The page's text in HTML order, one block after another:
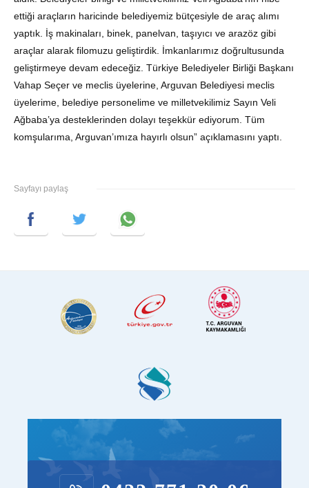
ettiği araçların haricinde belediyemiz bütçesiyle de araç alımı
yaptık. İş makinaları, binek, panelvan, taşıyıcı ve arazöz gibi
araçlar alarak filomuzu geliştirdik. İmkanlarımız doğrultusunda
geliştirmeye devam edeceğiz. Türkiye Belediyeler Birliği Başkanı
Vahap Seçer ve meclis üyelerine, Arguvan Belediyesi meclis
üyelerime, belediye personelime ve milletvekilimiz Sayın Veli
Ağbaba’ya desteklerinden dolayı teşekkür ediyorum. Tüm
komşularıma, Arguvan’ımıza hayırlı olsun” açıklamasını yaptı.
Sayfayı paylaş